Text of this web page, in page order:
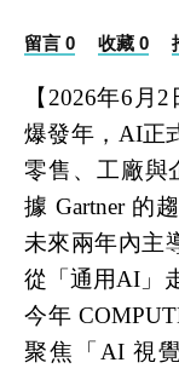
留言 0 收藏 0
【2026年6月
爆發年，AI正
零售、工廠與
據 Gartner 的
未來兩年內主
從「通用AI」
今年
聚焦「AI 視